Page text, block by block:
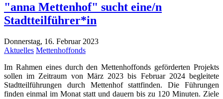
"anna Mettenhof" sucht eine/n
Stadtteilführer*in
Donnerstag, 16. Februar 2023
Aktuelles Mettenhoffonds
Im Rahmen eines durch den Mettenhoffonds geförderten Projekts
sollen im Zeitraum von März 2023 bis Februar 2024 begleitete
Stadtteilführungen durch Mettenhof stattfinden. Die Führungen
finden einmal im Monat statt und dauern bis zu 120 Minuten. Ziele